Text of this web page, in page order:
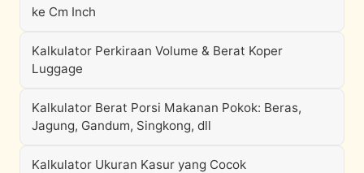
ke Cm Inch
Kalkulator Perkiraan Volume & Berat Koper
Luggage
Kalkulator Berat Porsi Makanan Pokok: Beras,
Jagung, Gandum, Singkong, dll
Kalkulator Ukuran Kasur yang Cocok